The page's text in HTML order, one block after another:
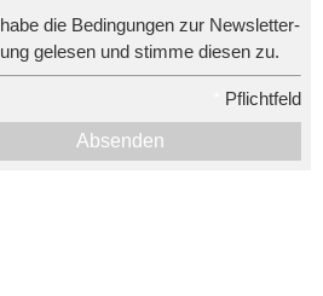
die Bedingungen zur Newsletter-
gelesen und stimme diesen zu.
Pflichtfeld
Absenden